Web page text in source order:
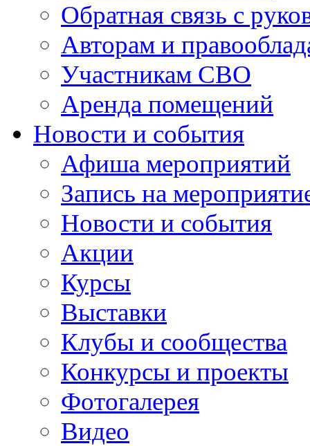
Обратная связь с
Авторам и
Участникам СВО
Аренда помещений
Новости и события
Афиша мероприятий
Запись на
Новости и события
Акции
Курсы
Выставки
Клубы и сообщества
Конкурсы и проекты
Фотогалерея
Видео